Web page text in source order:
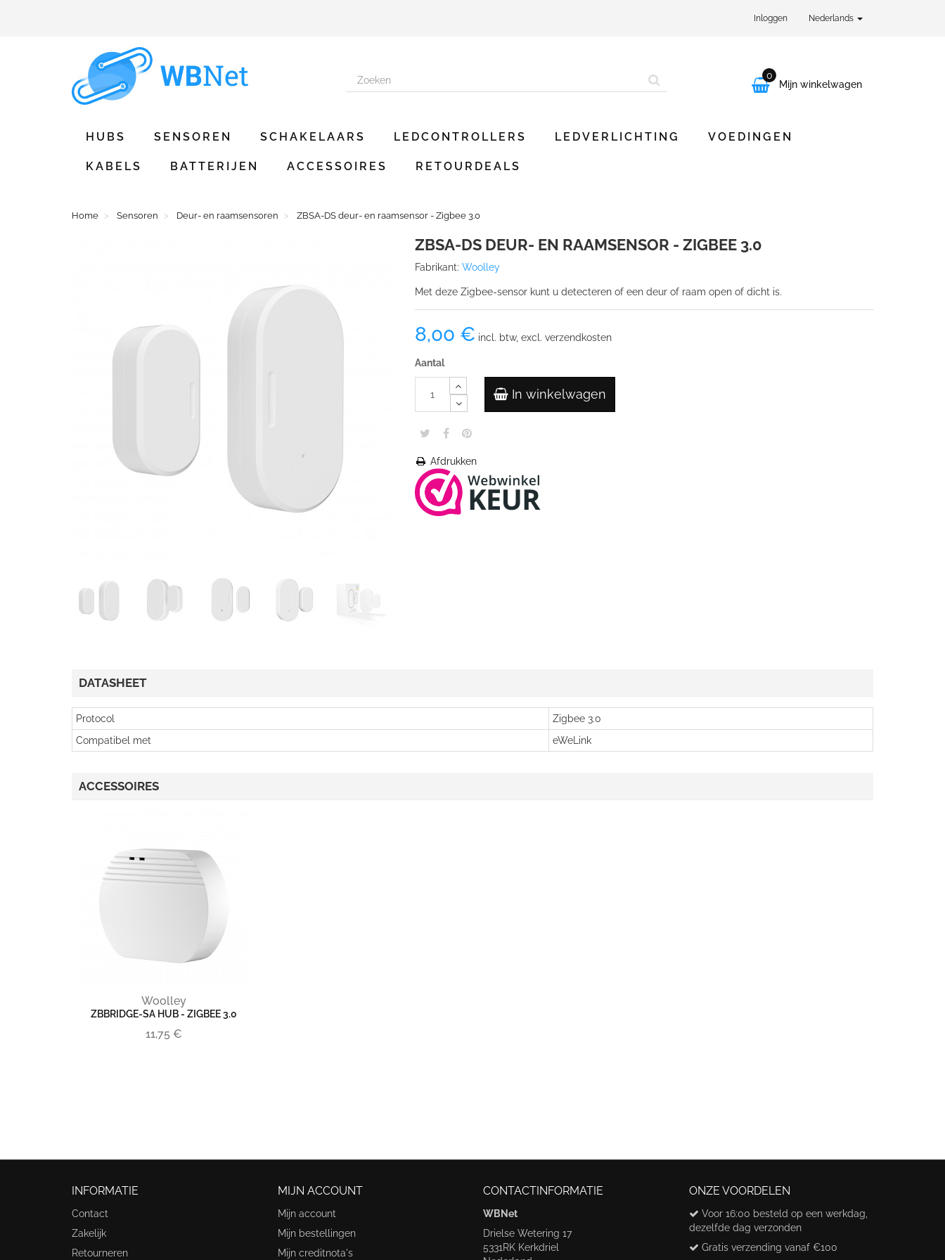
Inloggen Nederlands

0
Mijn winkelwagen
HUBS SENSOREN SCHAKELAARS LEDCONTROLLERS LEDVERLICHTING VOEDINGEN
KABELS BATTERIJEN ACCESSOIRES RETOURDEALS
Home Sensoren Deur- en raamsensoren ZBSA-DS deur- en raamsensor - Zigbee 3.0
ZBSA-DS DEUR- EN RAAMSENSOR - ZIGBEE 3.0
Fabrikant: Woolley
Met deze Zigbee-sensor kunt u detecteren of een deur of raam open of dicht is.
8,00 € incl. btw, excl. verzendkosten
Aantal
In winkelwagen
Afdrukken
DATASHEET
Protocol
Zigbee 3.0
Compatibel met
eWeLink
ACCESSOIRES
Woolley
ZBBRIDGE-SA HUB - ZIGBEE 3.0
11,75 €
INFORMATIE
Contact
Zakelijk
Retourneren
MIJN ACCOUNT
Mijn account
Mijn bestellingen
Mijn creditnota's
CONTACTINFORMATIE
WBNet
Drielse Wetering 17
5331RK Kerkdriel
ONZE VOORDELEN
Voor 16:00 besteld op een werkdag,
dezelfde dag verzonden
Gratis verzending vanaf €100